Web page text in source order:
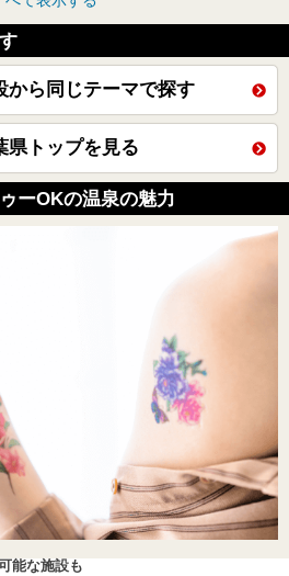
から同じテーマで探す
県トップを見る
ーOKの温泉の魅力
能な施設も